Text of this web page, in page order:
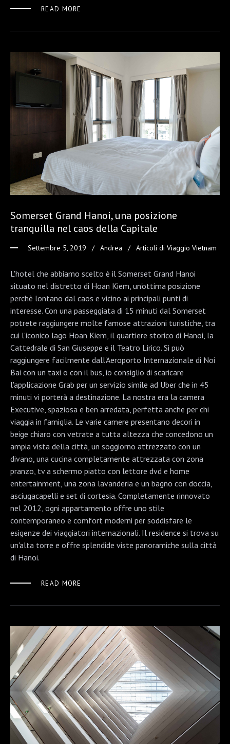
READ MORE
Somerset Grand Hanoi, una posizione
tranquilla nel caos della Capitale
Settembre 5, 2019 Andrea Articoli di Viaggio Vietnam
L'hotel che abbiamo scelto è il Somerset Grand Hanoi
situato nel distretto di Hoan Kiem, un'ottima posizione
perchè lontano dal caos e vicino ai principali punti di
interesse. Con una passeggiata di 15 minuti dal Somerset
potrete raggiungere molte famose attrazioni turistiche, tra
cui l'iconico lago Hoan Kiem, il quartiere storico di Hanoi, la
Cattedrale di San Giuseppe e il Teatro Lirico. Si può
raggiungere facilmente dall'Aeroporto Internazionale di Noi
Bai con un taxi o con il bus, io consiglio di scaricare
l'applicazione Grab per un servizio simile ad Uber che in 45
minuti vi porterà a destinazione. La nostra era la camera
Executive, spaziosa e ben arredata, perfetta anche per chi
viaggia in famiglia. Le varie camere presentano decori in
beige chiaro con vetrate a tutta altezza che concedono un
ampia vista della città, un soggiorno attrezzato con un
divano, una cucina completamente attrezzata con zona
pranzo, tv a schermo piatto con lettore dvd e home
entertainment, una zona lavanderia e un bagno con doccia,
asciugacapelli e set di cortesia. Completamente rinnovato
nel 2012, ogni appartamento offre uno stile
contemporaneo e comfort moderni per soddisfare le
esigenze dei viaggiatori internazionali. Il residence si trova su
un'alta torre e offre splendide viste panoramiche sulla città
di Hanoi.
READ MORE